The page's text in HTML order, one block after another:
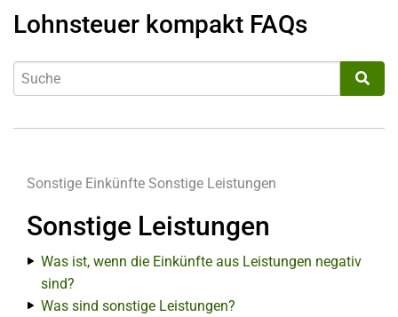
Lohnsteuer kompakt FAQs
Sonstige Einkünfte Sonstige Leistungen
Sonstige Leistungen
Was ist, wenn die Einkünfte aus Leistungen negativ
sind?
Was sind sonstige Leistungen?